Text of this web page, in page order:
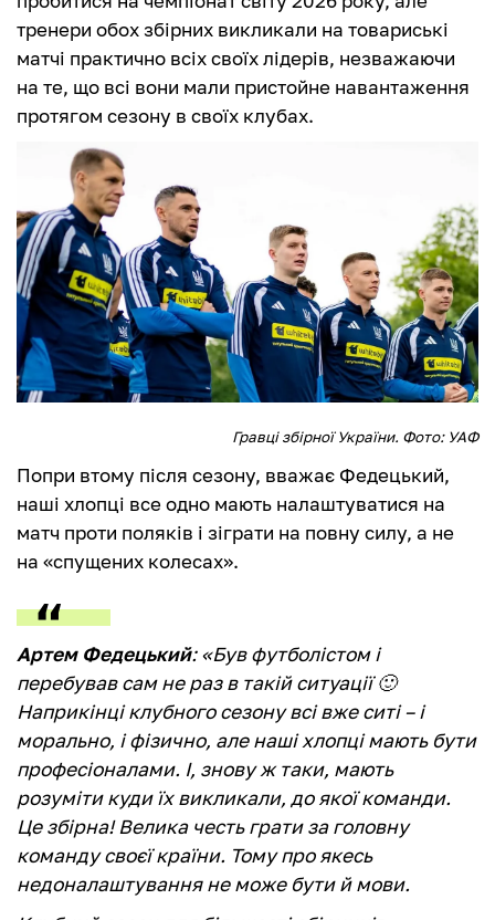
тренери обох збірних викликали на товариські
матчі практично всіх своїх лідерів, незважаючи
на те, що всі вони мали пристойне навантаження
протягом сезону в своїх клубах.
Гравці збірної України. Фото: УАФ
Попри втому після сезону, вважає Федецький,
наші хлопці все одно мають налаштуватися на
матч проти поляків і зіграти на повну силу, а не
на «спущених колесах».
Артем Федецький:«Був футболістом і
перебував сам не раз в такій ситуації 🙂
Наприкінці клубного сезону всі вже ситі – і
морально, і фізично, але наші хлопці мають бути
професіоналами. І, знову ж таки, мають
розуміти куди їх викликали, до якої команди.
Це збірна! Велика честь грати за головну
команду своєї країни. Тому про якесь
недоналаштування не може бути й мови.